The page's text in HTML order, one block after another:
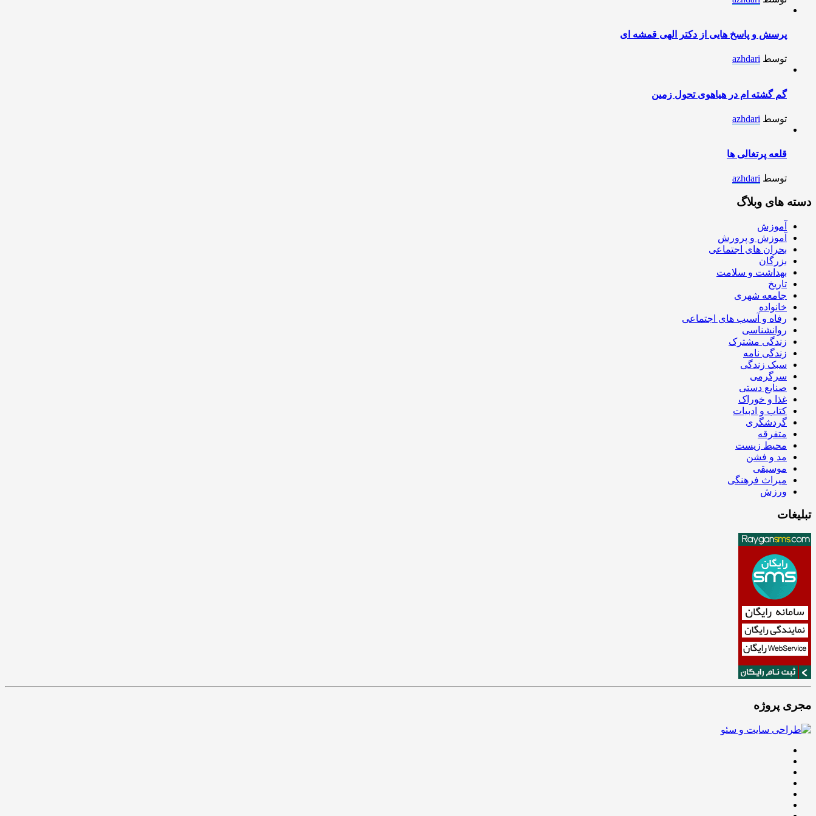
پرسش و پاسخ هایی از دکتر الهی قمشه ای
توسط azhdari
گم گشته ام در هیاهوی تحول زمین
توسط azhdari
قلعه پرتغالی ها
توسط azhdari
دسته های وبلاگ
آموزش
آموزش و پرورش
بحران های اجتماعی
بزرگان
بهداشت و سلامت
تاریخ
جامعه شهری
خانواده
رفاه و آسیب های اجتماعی
روانشناسی
زندگی مشترک
زندگی نامه
سبک زندگی
سرگرمی
صنایع دستی
غذا و خوراک
کتاب و ادبیات
گردشگری
متفرقه
محیط زیست
مد و فشن
موسیقی
میراث فرهنگی
ورزش
تبلیغات
مجری پروژه